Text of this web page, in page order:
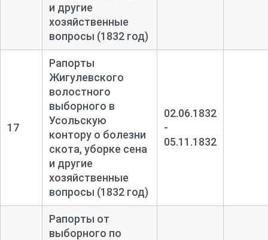
и другие
хозяйственные
вопросы (1832 год)
17
Рапорты
Жигулевского
волостного
выборного в
Усольскую
контору о болезни
скота, уборке сена
и другие
хозяйственные
вопросы (1832 год)
02.06.1832
-
05.11.1832
Рапорты от
выборного по